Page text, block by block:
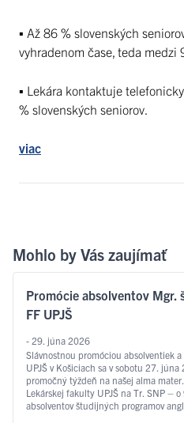
▪ Až 86 % slovenských
vyhradenom čase, teda medzi
▪ Lekára kontaktuje
% slovenských seniorov.
viac
Mohlo by Vás zaujímať
Promócie absolventov Mgr.
FF UPJŠ
- 29. júna 2026
Slávnostnou promóciou absolventiek
UPJŠ v Košiciach sa v sobotu 27.
promočný týždeň na našej alma
Lekárskej fakulty UPJŠ na Tr. SNP –
absolventov študijných programov